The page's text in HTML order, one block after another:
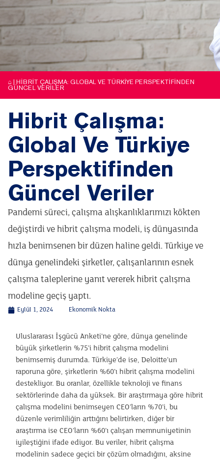
⌂ | HIBRIT ÇALIŞMA: GLOBAL VE TÜRKIYE PERSPEKTIFINDEN
GÜNCEL VERILER
Hibrit Çalışma:
Global Ve Türkiye
Perspektifinden
Güncel Veriler
Pandemi süreci, çalışma alışkanlıklarımızı kökten
değiştirdi ve hibrit çalışma modeli, iş dünyasında
hızla benimsenen bir düzen haline geldi. Türkiye ve
dünya genelindeki şirketler, çalışanlarının esnek
çalışma taleplerine yanıt vererek hibrit çalışma
modeline geçiş yaptı.
Eylül 1, 2024 Ekonomik Nokta
Uluslararası İşgücü Anketi’ne göre, dünya genelinde
büyük şirketlerin %75’i hibrit çalışma modelini
benimsemiş durumda. Türkiye’de ise, Deloitte’un
raporuna göre, şirketlerin %60’ı hibrit çalışma modelini
destekliyor. Bu oranlar, özellikle teknoloji ve finans
sektörlerinde daha da yüksek. Bir araştırmaya göre hibrit
çalışma modelini benimseyen CEO’ların %70’i, bu
düzenle verimliliğin arttığını belirtirken, diğer bir
araştırma ise CEO’ların %60’ı çalışan memnuniyetinin
iyileştiğini ifade ediyor. Bu veriler, hibrit çalışma
modelinin sadece geçici bir çözüm olmadığını, aksine